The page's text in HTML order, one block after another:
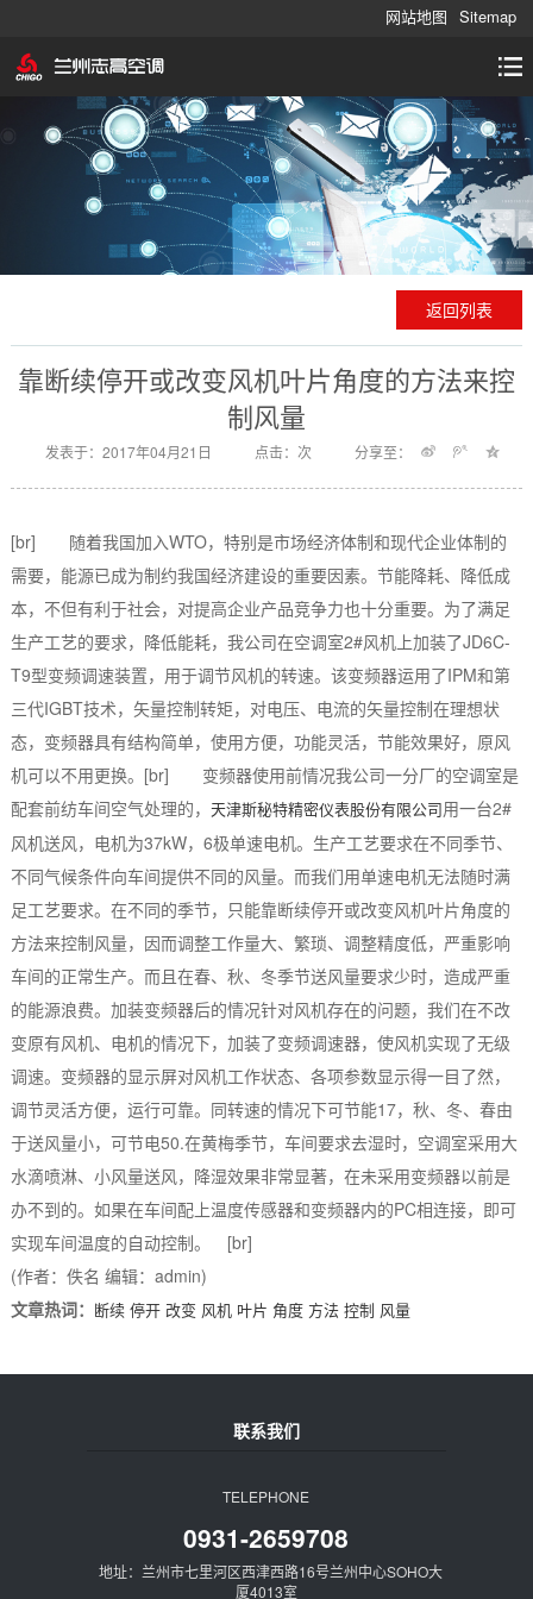
网站地图 Sitemap
返回列表
靠断续停开或改变风机叶片角度的方法来控
制风量
发表于：2017年04月21日 点击：次 分享至：
[br] 随着我国加入WTO，特别是市场经济体制和现代企业体制的
需要，能源已成为制约我国经济建设的重要因素。节能降耗、降低成
本，不但有利于社会，对提高企业产品竞争力也十分重要。为了满足
生产工艺的要求，降低能耗，我公司在空调室2#风机上加装了JD6C-
T9型变频调速装置，用于调节风机的转速。该变频器运用了IPM和第
三代IGBT技术，矢量控制转矩，对电压、电流的矢量控制在理想状
态，变频器具有结构简单，使用方便，功能灵活，节能效果好，原风
机可以不用更换。[br] 变频器使用前情况我公司一分厂的空调室是
配套前纺车间空气处理的， 天津斯秘特精密仪表股份有限公司用一台2#
风机送风，电机为37kW，6极单速电机。生产工艺要求在不同季节、
不同气候条件向车间提供不同的风量。而我们用单速电机无法随时满
足工艺要求。在不同的季节，只能靠断续停开或改变风机叶片角度的
方法来控制风量，因而调整工作量大、繁琐、调整精度低，严重影响
车间的正常生产。而且在春、秋、冬季节送风量要求少时，造成严重
的能源浪费。加装变频器后的情况针对风机存在的问题，我们在不改
变原有风机、电机的情况下，加装了变频调速器，使风机实现了无级
调速。变频器的显示屏对风机工作状态、各项参数显示得一目了然，
调节灵活方便，运行可靠。同转速的情况下可节能17，秋、冬、春由
于送风量小，可节电50.在黄梅季节，车间要求去湿时，空调室采用大
水滴喷淋、小风量送风，降湿效果非常显著，在未采用变频器以前是
办不到的。如果在车间配上温度传感器和变频器内的PC相连接，即可
实现车间温度的自动控制。 [br]
(作者：佚名 编辑：admin)
文章热词： 断续 停开 改变 风机 叶片 角度 方法 控制 风量
联系我们
TELEPHONE
0931-2659708
地址：兰州市七里河区西津西路16号兰州中心SOHO大
厦4013室